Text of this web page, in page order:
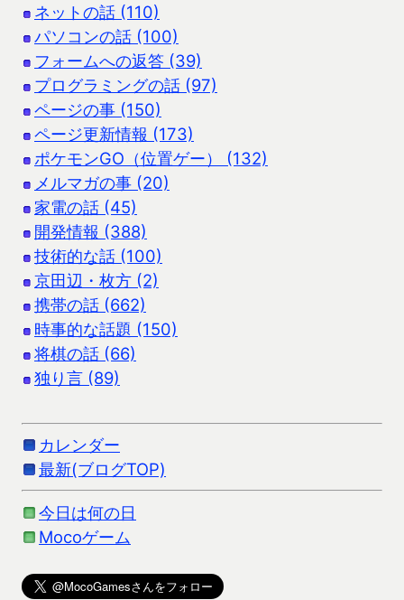
ネットの話 (110)
パソコンの話 (100)
フォームへの返答 (39)
プログラミングの話 (97)
ページの事 (150)
ページ更新情報 (173)
ポケモンGO（位置ゲー） (132)
メルマガの事 (20)
家電の話 (45)
開発情報 (388)
技術的な話 (100)
京田辺・枚方 (2)
携帯の話 (662)
時事的な話題 (150)
将棋の話 (66)
独り言 (89)
カレンダー
最新(ブログTOP)
今日は何の日
Mocoゲーム